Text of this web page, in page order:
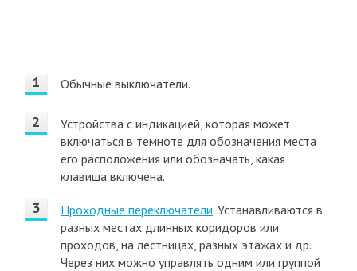
Обычные выключатели.
Устройства с индикацией, которая может
включаться в темноте для обозначения места
его расположения или обозначать, какая
клавиша включена.
Проходные переключатели. Устанавливаются в
разных местах длинных коридоров или
проходов, на лестницах, разных этажах и др.
Через них можно управлять одним или группой